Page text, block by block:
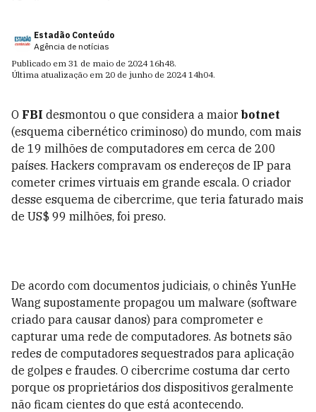
Estadão Conteúdo
Agência de notícias
Publicado em 31 de maio de 2024 16h48.
Última atualização em 20 de junho de 2024 14h04.
O FBI desmontou o que considera a maior botnet
(esquema cibernético criminoso) do mundo, com mais
de 19 milhões de computadores em cerca de 200
países. Hackers compravam os endereços de IP para
cometer crimes virtuais em grande escala. O criador
desse esquema de cibercrime, que teria faturado mais
de US$ 99 milhões, foi preso.
De acordo com documentos judiciais, o chinês YunHe
Wang supostamente propagou um malware (software
criado para causar danos) para comprometer e
capturar uma rede de computadores. As botnets são
redes de computadores sequestrados para aplicação
de golpes e fraudes. O cibercrime costuma dar certo
porque os proprietários dos dispositivos geralmente
não ficam cientes do que está acontecendo.